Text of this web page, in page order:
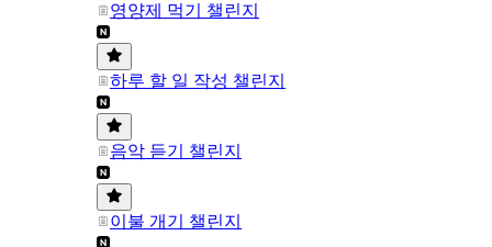
영양제 먹기 챌린지
하루 할 일 작성 챌린지
음악 듣기 챌린지
이불 개기 챌린지